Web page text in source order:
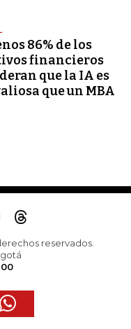
86% de los
financieros
que la IA es
que un MBA
reservados.